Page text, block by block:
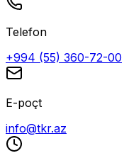
Telefon
+994 (55) 360-72-00
E-poçt
info@tkr.az